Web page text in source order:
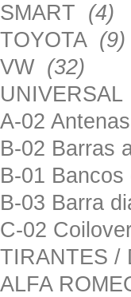
SMART (4)
TOYOTA (9)
VW (32)
UNIVERSAL
A-02
B-02 Barras
B-01
B-03 Barra
C-02
TIRANTES /
ALFA